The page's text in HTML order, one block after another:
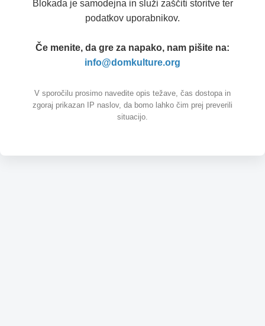
Blokada je samodejna in služi zaščiti storitve ter
podatkov uporabnikov.
Če menite, da gre za napako, nam pišite na:
info@domkulture.org
V sporočilu prosimo navedite opis težave, čas dostopa in
zgoraj prikazan IP naslov, da bomo lahko čim prej preverili
situacijo.